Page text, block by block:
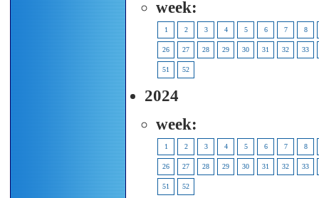
week:
1 2 3 4 5 6 7 8
26 27 28 29 30 31 32 33
51 52
2024
week:
1 2 3 4 5 6 7 8
26 27 28 29 30 31 32 33
51 52